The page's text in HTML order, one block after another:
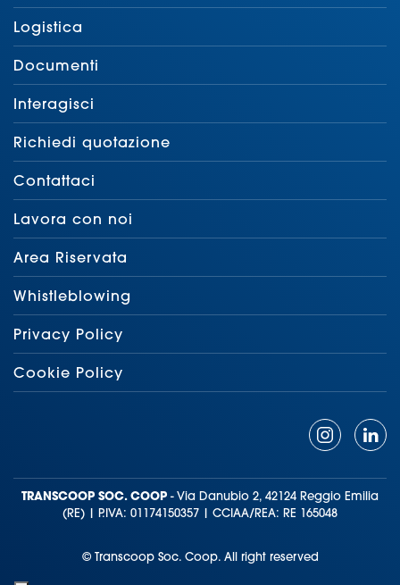
Logistica
Documenti
Interagisci
Richiedi quotazione
Contattaci
Lavora con noi
Area Riservata
Whistleblowing
Privacy Policy
Cookie Policy
TRANSCOOP SOC. COOP - Via Danubio 2, 42124 Reggio Emilia
(RE) | P.IVA: 01174150357 | CCIAA/REA: RE 165048
© Transcoop Soc. Coop. All right reserved